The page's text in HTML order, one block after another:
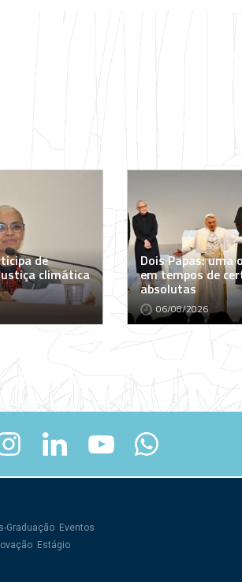
de
climática
Dois Papas: uma
em tempos de
absolutas
06/08/2026
Graduação Eventos
Estágio